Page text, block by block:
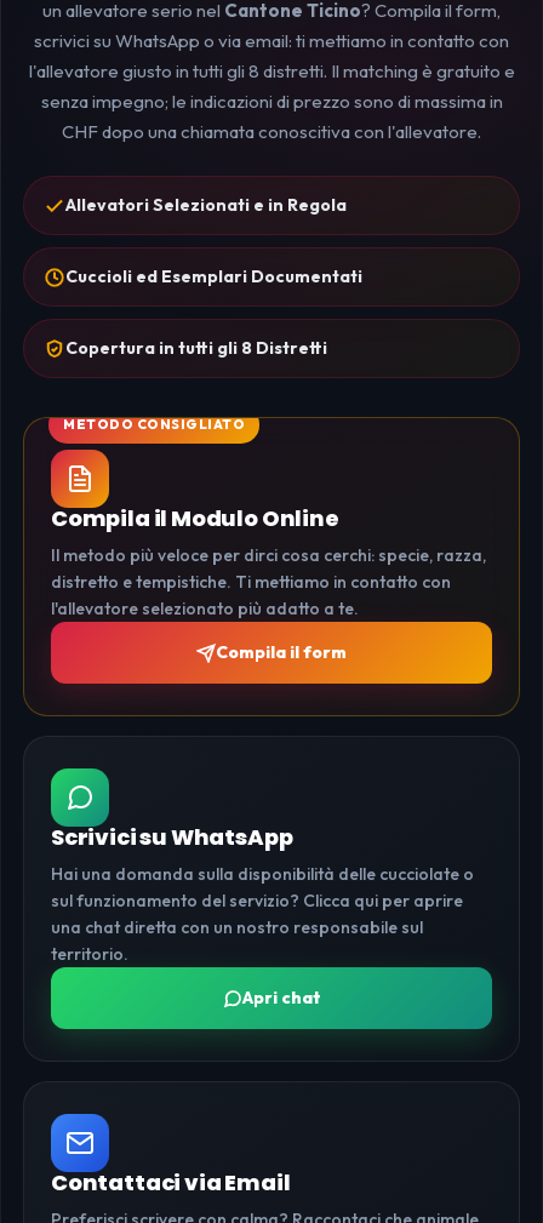
un allevatore serio nel Cantone Ticino? Compila il form,
scrivici su WhatsApp o via email: ti mettiamo in contatto con
l'allevatore giusto in tutti gli 8 distretti. Il matching è gratuito e
senza impegno; le indicazioni di prezzo sono di massima in
CHF dopo una chiamata conoscitiva con l'allevatore.
Allevatori Selezionati e in Regola
Cuccioli ed Esemplari Documentati
Copertura in tutti gli 8 Distretti
Compila il Modulo Online
Il metodo più veloce per dirci cosa cerchi: specie, razza,
distretto e tempistiche. Ti mettiamo in contatto con
l'allevatore selezionato più adatto a te.
Compila il form
Scrivici su WhatsApp
Hai una domanda sulla disponibilità delle cucciolate o
sul funzionamento del servizio? Clicca qui per aprire
una chat diretta con un nostro responsabile sul
territorio.
Apri chat
Contattaci via Email